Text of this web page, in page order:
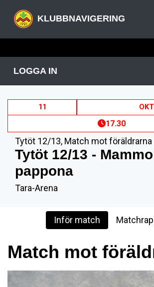
KLUBBNAVIGERING
LOGGA IN
11 OKT
17.30
Tytöt 12/13, Match mot föräldrarna
Tytöt 12/13 -
pappona
Tara-Arena
Inför match
Match mot